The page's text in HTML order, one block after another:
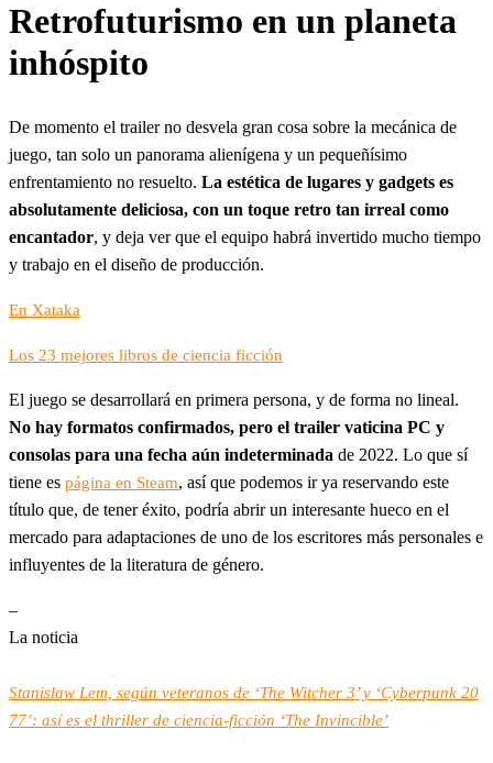
Retrofuturismo en un planeta
inhóspito
De momento el trailer no desvela gran cosa sobre la mecánica de
juego, tan solo un panorama alienígena y un pequeñísimo
enfrentamiento no resuelto. La estética de lugares y gadgets es
absolutamente deliciosa, con un toque retro tan irreal como
encantador, y deja ver que el equipo habrá invertido mucho tiempo
y trabajo en el diseño de producción.
En Xataka
Los 23 mejores libros de ciencia ficción
El juego se desarrollará en primera persona, y de forma no lineal.
No hay formatos confirmados, pero el trailer vaticina PC y
consolas para una fecha aún indeterminada de 2022. Lo que sí
tiene es página en Steam, así que podemos ir ya reservando este
título que, de tener éxito, podría abrir un interesante hueco en el
mercado para adaptaciones de uno de los escritores más personales e
influyentes de la literatura de género.
–
La noticia
Stanislaw Lem, según veteranos de ‘The Witcher 3’ y ‘Cyberpunk 20
77’: así es el thriller de ciencia-ficción ‘The Invincible’